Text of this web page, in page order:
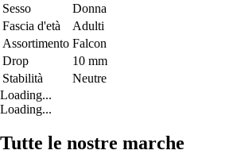
Sesso
Donna
Fascia d'età
Adulti
Assortimento Falcon
Drop
10 mm
Stabilità
Neutre
Loading...
Loading...
Tutte le nostre marche